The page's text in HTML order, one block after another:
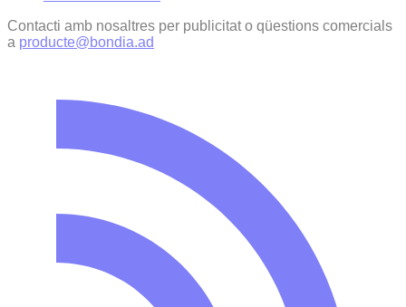
Contacti amb nosaltres per publicitat o qüestions comercials
a producte@bondia.ad